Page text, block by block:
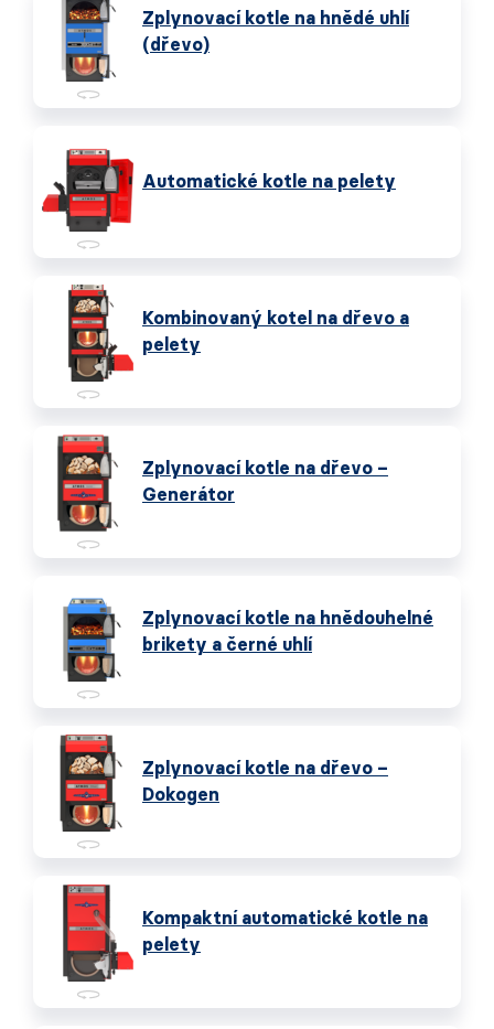
Zplynovací kotle na hnědé uhlí
(dřevo)
Automatické kotle na pelety
Kombinovaný kotel na dřevo a
pelety
Zplynovací kotle na dřevo –
Generátor
Zplynovací kotle na hnědouhelné
brikety a černé uhlí
Zplynovací kotle na dřevo –
Dokogen
Kompaktní automatické kotle na
pelety